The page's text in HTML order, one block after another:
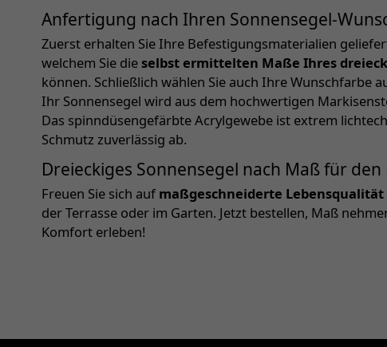
Anfertigung nach Ihren Sonnensegel-
Zuerst erhalten Sie Ihre Befestigungsmaterialien
welchem Sie dieselbst ermittelten Maße Ihres
können. Schließlich wählen Sie auch Ihre Wunschfarbe
Ihr Sonnensegel wird aus dem hochwertigen
Das spinndüsengefärbte Acrylgewebe ist extrem
Schmutz zuverlässig ab.
Dreieckiges Sonnensegel nach Maß für
Freuen Sie sich auf maßgeschneiderte
der Terrasse oder im Garten. Jetzt bestellen, Maß
Komfort erleben!